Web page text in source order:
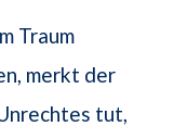
Traum
merkt der
tut,